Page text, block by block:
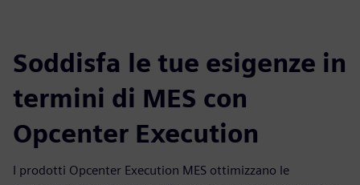
Soddisfa le tue esigenze in
termini di MES con
Opcenter Execution
I prodotti Opcenter Execution MES ottimizzano le